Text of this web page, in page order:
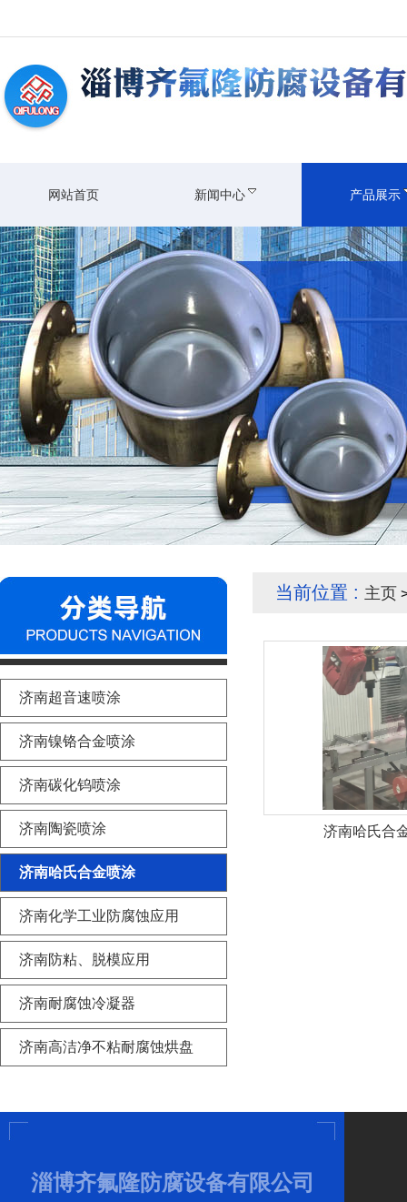
网站首页 新闻中心 产品展示
济南超音速喷涂
济南镍铬合金喷涂
济南碳化钨喷涂
济南陶瓷喷涂
济南哈氏合金喷涂
济南化学工业防腐蚀应用
济南防粘、脱模应用
济南耐腐蚀冷凝器
济南高洁净不粘耐腐蚀烘盘
当前位置 : 主页
济南哈氏合
淄博齐氟隆防腐设备有限公司